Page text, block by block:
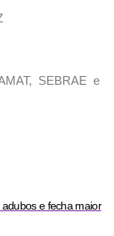
SEBRAE e
adubos e fecha maior